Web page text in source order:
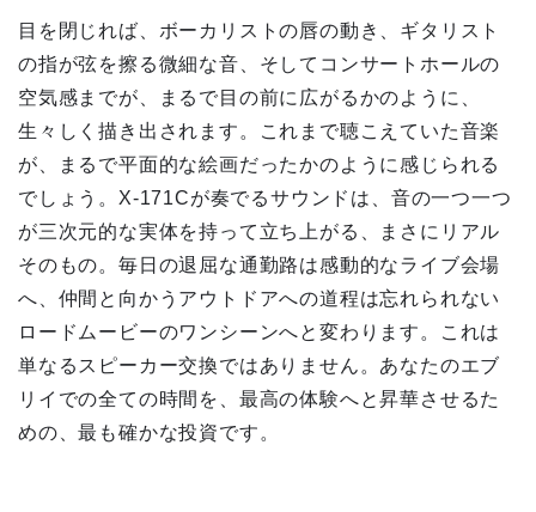
目を閉じれば、ボーカリストの唇の動き、ギタリスト
の指が弦を擦る微細な音、そしてコンサートホールの
空気感までが、まるで目の前に広がるかのように、
生々しく描き出されます。これまで聴こえていた音楽
が、まるで平面的な絵画だったかのように感じられる
でしょう。X-171Cが奏でるサウンドは、音の一つ一つ
が三次元的な実体を持って立ち上がる、まさにリアル
そのもの。毎日の退屈な通勤路は感動的なライブ会場
へ、仲間と向かうアウトドアへの道程は忘れられない
ロードムービーのワンシーンへと変わります。これは
単なるスピーカー交換ではありません。あなたのエブ
リイでの全ての時間を、最高の体験へと昇華させるた
めの、最も確かな投資です。